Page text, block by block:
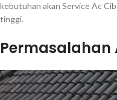
kebutuhan akan Service Ac
tinggi.
Permasalahan